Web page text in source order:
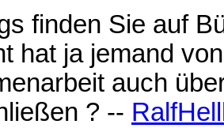
finden Sie auf
hat ja jemand
auch
? --